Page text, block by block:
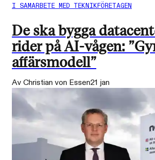
I SAMARBETE MED TEKNIKFÖRETAGEN
De ska bygga
rider på AI-vågen:
affärsmodell”
Av Christian von Essen21 jan